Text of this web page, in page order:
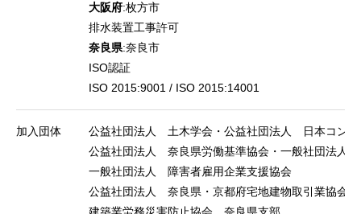
大阪府:枚方市
排水装置工事許可
奈良県:奈良市
ISO認証
ISO 2015:9001 / ISO 2015:14001
加入団体
公益社団法人 土木学会・公益社団法人 日本コンク
公益社団法人 奈良県労働基準協会・一般社団法人
一般社団法人 障害者雇用企業支援協会
公益社団法人 奈良県・京都府宅地建物取引業協会